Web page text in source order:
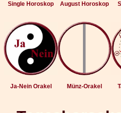
Single Horoskop August Horoskop
Ja-Nein Orakel Münz-Orakel